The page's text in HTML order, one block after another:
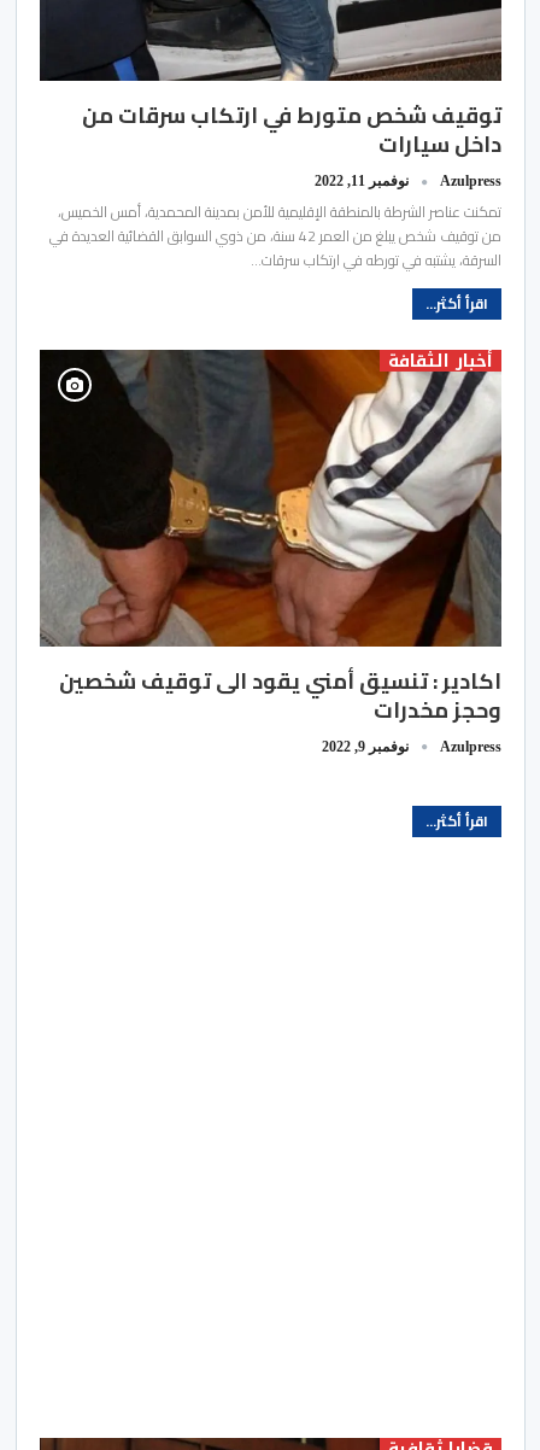
توقيف شخص متورط في ارتكاب سرقات من
داخل سيارات
Azulpress نوفمبر 11, 2022
تمكنت عناصر الشرطة بالمنطقة الإقليمية للأمن بمدينة المحمدية، أمس الخميس،
من توقيف شخص يبلغ من العمر 42 سنة، من ذوي السوابق القضائية العديدة في
السرقة، يشتبه في تورطه في ارتكاب سرقات…
اقرأ أكثر...
أخبار الثقافة
اكادير : تنسيق أمني يقود الى توقيف شخصين
وحجز مخدرات
Azulpress نوفمبر 9, 2022
اقرأ أكثر...